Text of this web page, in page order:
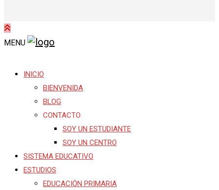
MENU
INICIO
BIENVENIDA
BLOG
CONTACTO
SOY UN ESTUDIANTE
SOY UN CENTRO
SISTEMA EDUCATIVO
ESTUDIOS
EDUCACIÓN PRIMARIA